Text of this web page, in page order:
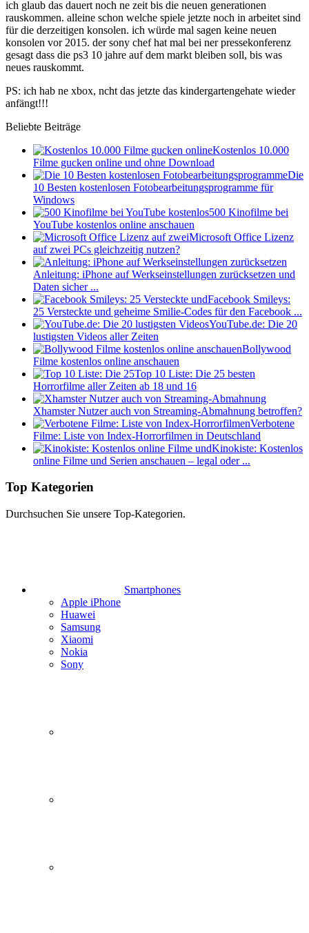
ich glaub das dauert noch ne zeit bis die neuen generationen
rauskommen. alleine schon welche spiele jetzte noch in arbeitet sind
für die derzeitigen konsolen. ich würde mal sagen keine neuen
konsolen vor 2015. der sony chef hat mal bei ner pressekonferenz
gesagt dass die ps3 10 jahre auf dem markt bleiben soll, bis was
neues rauskommt.
PS: ich hab ne xbox, ncht das jetzte das kindergartengehate wieder
anfängt!!!
Beliebte Beiträge
Kostenlos 10.000
Filme gucken online und ohne Download
Die
10 Besten kostenlosen Fotobearbeitungsprogramme für
Windows
500 Kinofilme bei
YouTube kostenlos online anschauen
Microsoft Office Lizenz
auf zwei PCs gleichzeitig nutzen?
Anleitung: iPhone auf Werkseinstellungen zurücksetzen und
Daten sicher ...
Facebook Smileys:
25 Versteckte und geheime Smilie-Codes für den Facebook ...
YouTube.de: Die 20
lustigsten Videos aller Zeiten
Bollywood
Filme kostenlos online anschauen
Top 10 Liste: Die 25 besten
Horrorfilme aller Zeiten ab 18 und 16
Xhamster Nutzer auch von Streaming-Abmahnung betroffen?
Verbotene
Filme: Liste von Index-Horrorfilmen in Deutschland
Kinokiste: Kostenlos
online Filme und Serien anschauen – legal oder ...
Top Kategorien
Durchsuchen Sie unsere Top-Kategorien.
Smartphones
Apple iPhone
Huawei
Samsung
Xiaomi
Nokia
Sony